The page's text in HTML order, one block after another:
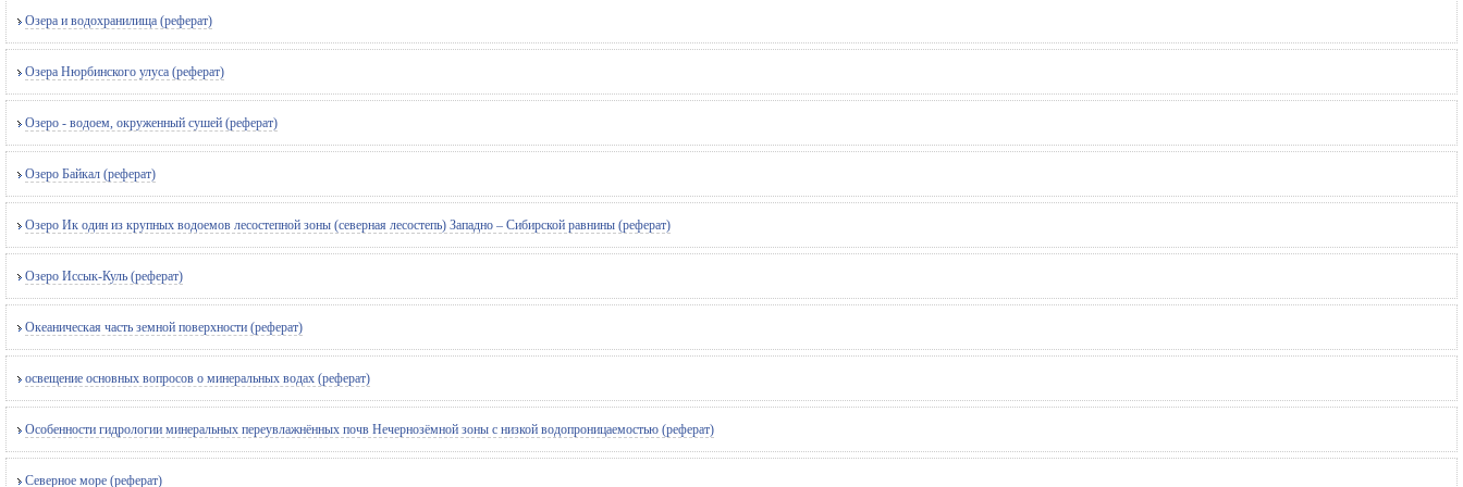
Озера и водохранилища (реферат)
Озера Нюрбинского улуса (реферат)
Озеро - водоем, окруженный сушей (реферат)
Озеро Байкал (реферат)
Озеро Ик один из крупных водоемов лесостепной зоны (северная лесостепь) Западно – Сибирской равнины (реферат)
Озеро Иссык-Куль (реферат)
Океаническая часть земной поверхности (реферат)
освещение основных вопросов о минеральных водах (реферат)
Особенности гидрологии минеральных переувлажнённых почв Нечернозёмной зоны с низкой водопроницаемостью (реферат)
Северное море (реферат)